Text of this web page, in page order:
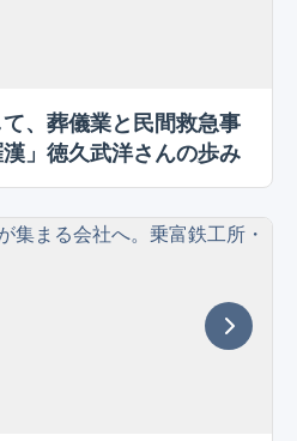
て、葬儀業と民間救急事
」徳久武洋さんの歩み